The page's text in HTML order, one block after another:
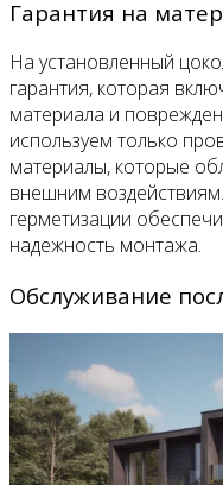
Гарантия на
На установленный
гарантия, которая
материала и
используем только
материалы, которые
внешним
герметизации
надежность монтажа.
Обслуживание